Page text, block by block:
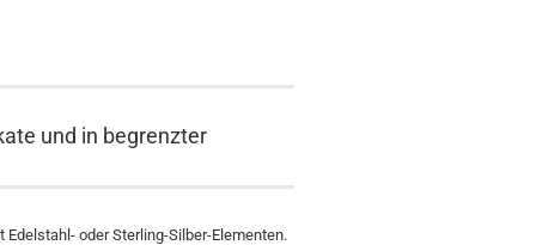
und in begrenzter
oder Sterling-Silber-Elementen.